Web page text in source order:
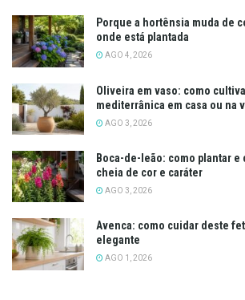
Porque a hortênsia muda de
onde está plantada
AGO 4, 2026
Oliveira em vaso: como
mediterrânica em casa ou na
AGO 3, 2026
Boca-de-leão: como plantar
cheia de cor e caráter
AGO 3, 2026
Avenca: como cuidar deste
elegante
AGO 1, 2026